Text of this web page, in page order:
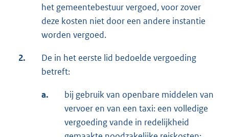
het gemeentebestuur vergoed, voor zover
deze kosten niet door een andere instantie
worden vergoed.
2.
De in het eerste lid bedoelde vergoeding
betreft:
a.
bij gebruik van openbare middelen van
vervoer en van een taxi: een volledige
vergoeding vande in redelijkheid